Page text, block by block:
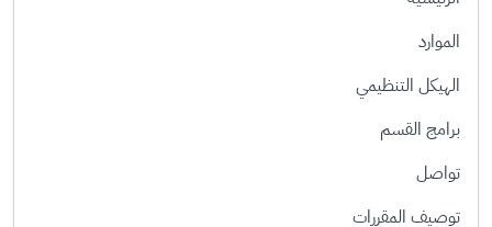
الموارد
الهيكل التنظيمي
برامج القسم
تواصل
توصيف المقررات